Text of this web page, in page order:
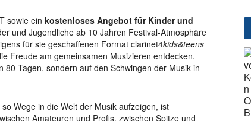
sowie ein kostenloses Angebot für Kinder und
und Jugendliche ab 10 Jahren Festival-Atmosphäre
für sie geschaffenen Format clarinet4kids&teens
Freude am gemeinsamen Musizieren entdecken.
Tagen, sondern auf den Schwingen der Musik in
Wege in die Welt der Musik aufzeigen, ist
Amateuren und Profis, zwischen Spitze und